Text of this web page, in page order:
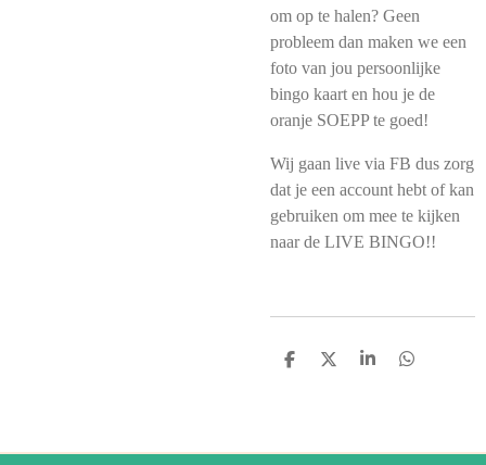
om op te halen? Geen
probleem dan maken we een
foto van jou persoonlijke
bingo kaart en hou je de
oranje SOEPP te goed!
Wij gaan live via FB dus zorg
dat je een account hebt of kan
gebruiken om mee te kijken
naar de LIVE BINGO!!
D
D
S
D